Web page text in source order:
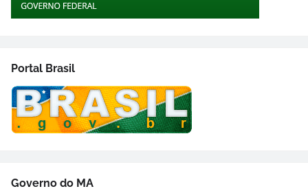
Portal Brasil
Governo do MA